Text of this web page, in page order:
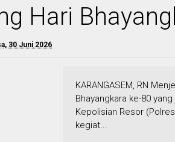
Hari
30 Juni 2026
KARANGASEM, RN
Bhayangkara ke-80
Kepolisian Resor
kegiat...